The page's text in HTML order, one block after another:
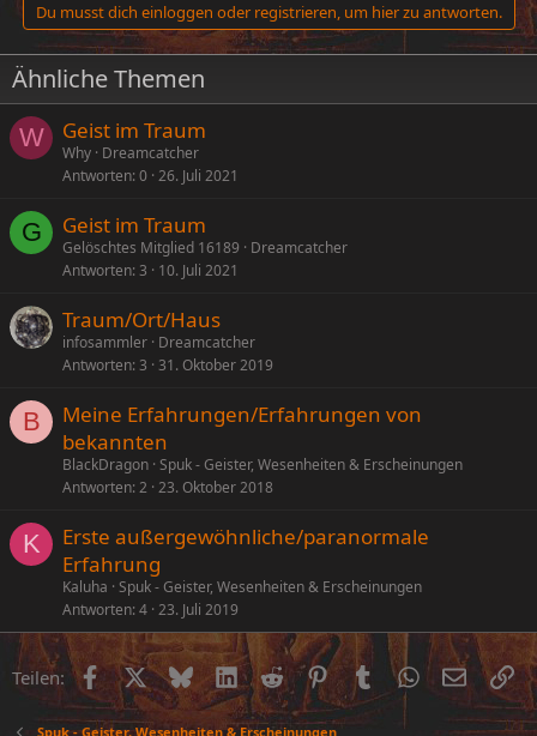
Du musst dich einloggen oder registrieren, um hier zu antworten.
Ähnliche Themen
W Geist im Traum
Why Dreamcatcher
Antworten 0 26. Juli 2021
G Geist im Traum
Gelöschtes Mitglied 16189
Dreamcatcher
Antworten 3 10. Juli 2021
Traum/Ort/Haus
infosammler Dreamcatcher
Antworten 3 31. Oktober 2019
B
Meine Erfahrungen/Erfahrungen von
bekannten
BlackDragon Spuk - Geister, Wesenheiten & Erscheinungen
Antworten 2 23. Oktober 2018
K
Erste außergewöhnliche/paranormale
Erfahrung
Kaluha Spuk - Geister, Wesenheiten & Erscheinungen
Antworten 4 23. Juli 2019
Teilen: FacebookX (Twitter)
BlueskyLinkedIn
Reddit PinterestTumblr WhatsApp
E-Mail
Spuk - Geister, Wesenheiten & Erscheinungen